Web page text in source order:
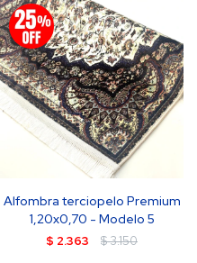
Alfombra terciopelo Premium
1,20x0,70 - Modelo 5
$ 2.363 $3.150